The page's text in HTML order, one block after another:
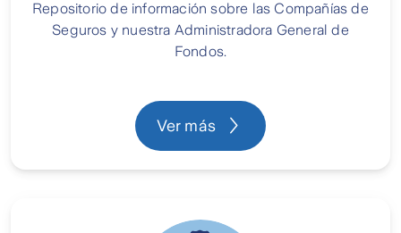
Repositorio de información sobre las Compañías de
Seguros y nuestra Administradora General de
Fondos.
Ver más